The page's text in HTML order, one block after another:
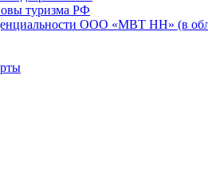
туризма РФ
ООО «МВТ НН» (в